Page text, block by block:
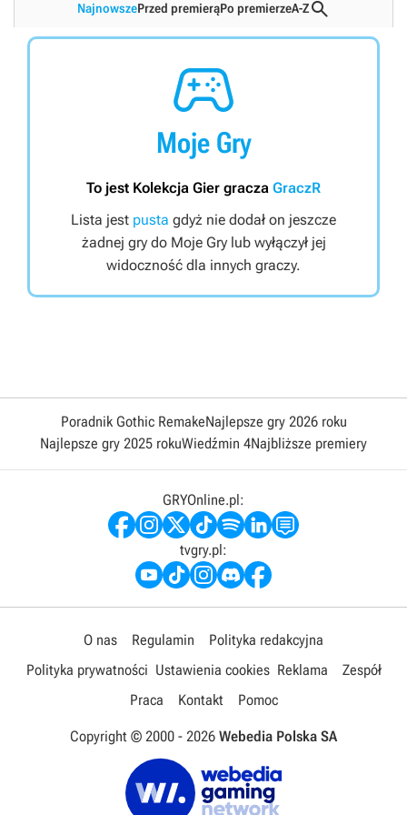
NajnowszePrzed premierąPo premierzeA-Z

Moje Gry
To jest Kolekcja Gier gracza GraczR
Lista jest pusta gdyż nie dodał on jeszcze
żadnej gry do Moje Gry lub wyłączył jej
widoczność dla innych graczy.
Poradnik Gothic RemakeNajlepsze gry 2026 roku
Najlepsze gry 2025 rokuWiedźmin 4Najbliższe premiery
GRYOnline.pl:
tvgry.pl:
O nas Regulamin
Polityka redakcyjna
Polityka prywatności Ustawienia cookies Reklama
Zespół
Praca
Kontakt Pomoc
Copyright © 2000 - 2026 Webedia Polska SA